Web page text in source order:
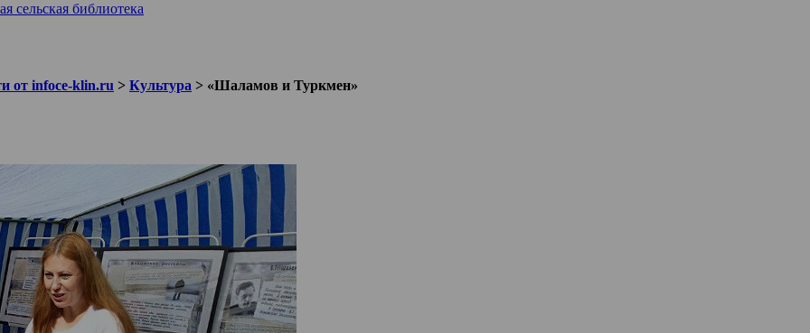
сельская библиотека
от infoce-klin.ru > Культура > «Шаламов и Туркмен»